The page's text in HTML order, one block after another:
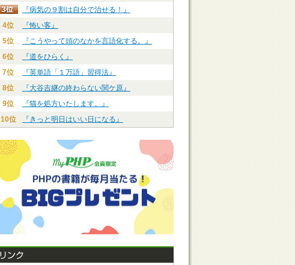
『病気の９割は自分で治せる！』
4位
『怖い客』
5位
『こうやって頭のなかを言語化する。』
6位
『道をひらく』
7位
『英単語「１万語」習得法』
8位
『大谷吉継の終わらない関ケ原』
9位
『猫を処方いたします。』
10位
『きっと明日はいい日になる』